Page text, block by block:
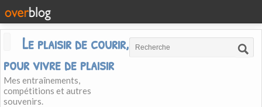
Le plaisir de courir, courir
pour vivre de plaisir
Mes entraînements,
compétitions et autres
souvenirs.